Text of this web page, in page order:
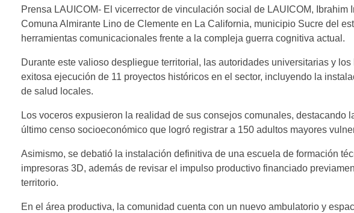
Prensa LAUICOM- El vicerrector de vinculación social de LAUICOM,
Comuna Almirante Lino de Clemente en La California, municipio Sucre del
herramientas comunicacionales frente a la compleja guerra cognitiva actual.
​Durante este valioso despliegue territorial, las autoridades universitarias y
exitosa ejecución de 11 proyectos históricos en el sector, incluyendo la
de salud locales.
Los voceros expusieron la realidad de sus consejos comunales, destacando
último censo socioeconómico que logró registrar a 150 adultos mayores
​Asimismo, se debatió la instalación definitiva de una escuela de formación
impresoras 3D, además de revisar el impulso productivo financiado
territorio.
En el área productiva, la comunidad cuenta con un nuevo ambulatorio y